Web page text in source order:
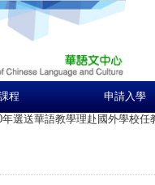
程 申請入學
年選送華語教學理赴國外學校